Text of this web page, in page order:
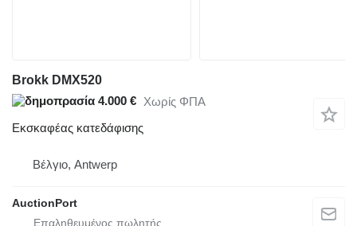
Brokk DMX520
4.000 € Χωρίς ΦΠΑ
Εκσκαφέας κατεδάφισης
Βέλγιο, Antwerp
AuctionPort